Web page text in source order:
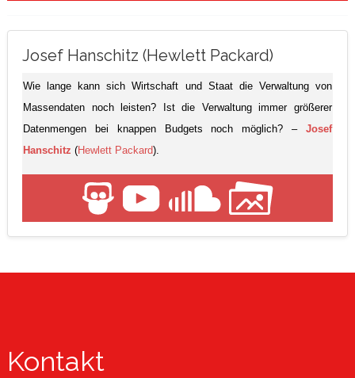
Josef Hanschitz (Hewlett Packard)
Wie lange kann sich Wirtschaft und Staat die Verwaltung von
Massendaten noch leisten? Ist die Verwaltung immer größerer
Datenmengen bei knappen Budgets noch möglich? – Josef
Hanschitz (Hewlett Packard).
Kontakt